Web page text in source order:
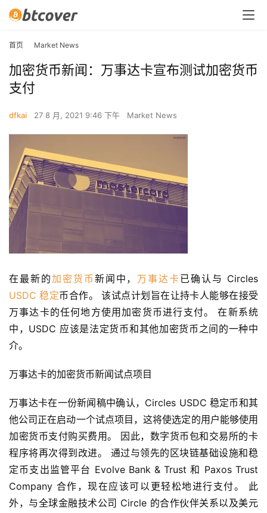
首页 Market News
加密货币新闻：万事达卡宣布测试加密货币
支付
dfkai 27 8 月, 2021 9:46 下午 Market News
在最新的加密货币新闻中， 万事达卡
USDC 稳定币合作。 该试点计划旨在让持卡人能够在接受
万事达卡的任何地方使用加密货币进行支付。 在新系统
中，USDC 应该是法定货币和其他加密货币之间的一种中
介。
万事达卡的加密货币新闻试点项目
万事达卡在一份新闻稿中确认，Circles USDC 稳定币和其
他公司正在启动一个试点项目，这将使选定的用户能够使用
加密货币支付购买费用。 因此，数字货币包和交易所的卡
程序将再次得到改进。 通过与领先的区块链基础设施和稳
定币支出监管平台 Evolve Bank & Trust 和 Paxos Trust
Company 合作，现在应该可以更轻松地进行支付。 此
外，与全球金融技术公司 Circle 的合作伙伴关系以及美元